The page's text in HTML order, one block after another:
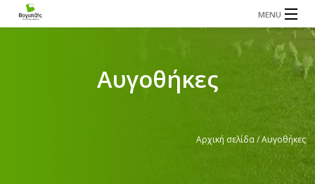
MENU
ΤΑ ΠΡΟΪΟΝΤΑ ΜΑΣΑυγοθήκες
Αρχική σελίδα/ Αυγοθήκες